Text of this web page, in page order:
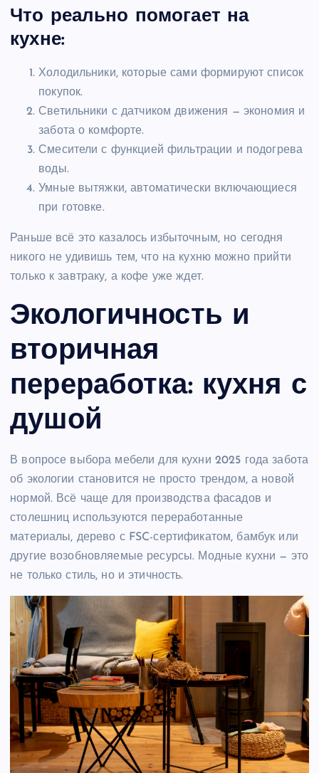
Что реально помогает на
кухне:
Холодильники, которые сами формируют список
покупок.
Светильники с датчиком движения — экономия и
забота о комфорте.
Смесители с функцией фильтрации и подогрева
воды.
Умные вытяжки, автоматически включающиеся
при готовке.
Раньше всё это казалось избыточным, но сегодня
никого не удивишь тем, что на кухню можно прийти
только к завтраку, а кофе уже ждет.
Экологичность и
вторичная
переработка: кухня с
душой
В вопросе выбора мебели для кухни 2025 года забота
об экологии становится не просто трендом, а новой
нормой. Всё чаще для производства фасадов и
столешниц используются переработанные
материалы, дерево с FSC-сертификатом, бамбук или
другие возобновляемые ресурсы. Модные кухни — это
не только стиль, но и этичность.